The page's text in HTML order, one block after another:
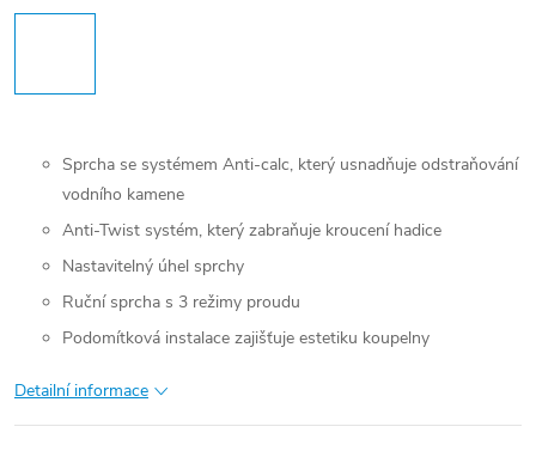
Sprcha se systémem Anti-calc, který usnadňuje odstraňování
vodního kamene
Anti-Twist systém, který zabraňuje kroucení hadice
Nastavitelný úhel sprchy
Ruční sprcha s 3 režimy proudu
Podomítková instalace zajišťuje estetiku koupelny
Detailní informace